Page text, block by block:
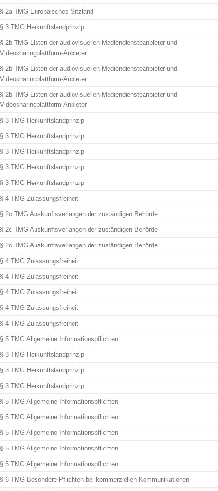
§ 2a TMG Europäisches Sitzland
§ 3 TMG Herkunftslandprinzip
§ 2b TMG Listen der audiovisuellen Mediendiensteanbieter und
Videosharingplattform-Anbieter
§ 2b TMG Listen der audiovisuellen Mediendiensteanbieter und
Videosharingplattform-Anbieter
§ 2b TMG Listen der audiovisuellen Mediendiensteanbieter und
Videosharingplattform-Anbieter
§ 3 TMG Herkunftslandprinzip
§ 3 TMG Herkunftslandprinzip
§ 3 TMG Herkunftslandprinzip
§ 3 TMG Herkunftslandprinzip
§ 3 TMG Herkunftslandprinzip
§ 4 TMG Zulassungsfreiheit
§ 2c TMG Auskunftsverlangen der zuständigen Behörde
§ 2c TMG Auskunftsverlangen der zuständigen Behörde
§ 2c TMG Auskunftsverlangen der zuständigen Behörde
§ 4 TMG Zulassungsfreiheit
§ 4 TMG Zulassungsfreiheit
§ 4 TMG Zulassungsfreiheit
§ 4 TMG Zulassungsfreiheit
§ 4 TMG Zulassungsfreiheit
§ 5 TMG Allgemeine Informationspflichten
§ 3 TMG Herkunftslandprinzip
§ 3 TMG Herkunftslandprinzip
§ 3 TMG Herkunftslandprinzip
§ 5 TMG Allgemeine Informationspflichten
§ 5 TMG Allgemeine Informationspflichten
§ 5 TMG Allgemeine Informationspflichten
§ 5 TMG Allgemeine Informationspflichten
§ 5 TMG Allgemeine Informationspflichten
§ 6 TMG Besondere Pflichten bei kommerziellen Kommunikationen